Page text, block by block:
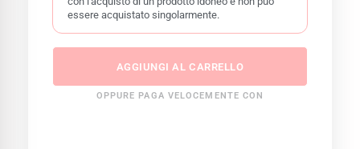
essere acquistato singolarmente.
AGGIUNGI AL CARRELLO
OPPURE PAGA VELOCEMENTE CON